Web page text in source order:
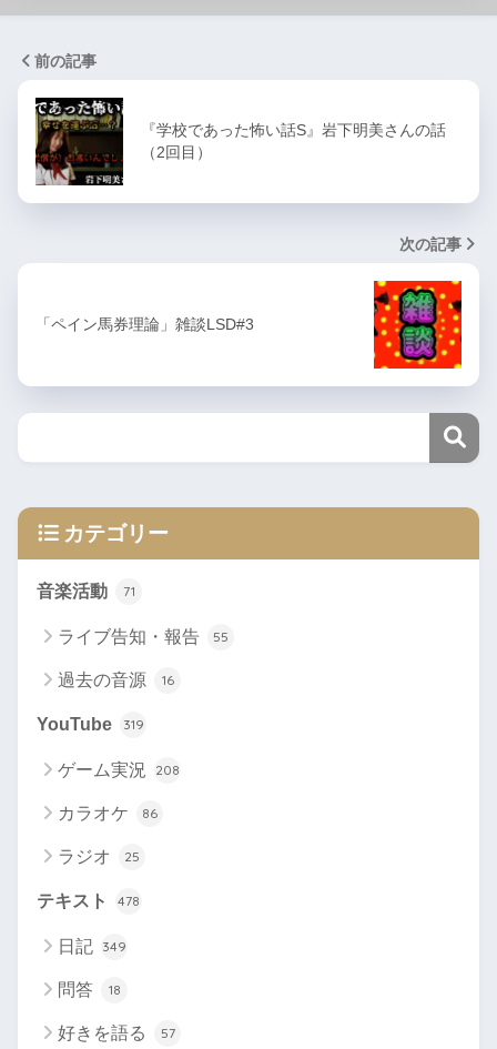
前の記事
『学校であった怖い話S』岩下明美さんの話
（2回目）
次の記事
「ペイン馬券理論」雑談LSD#3
カテゴリー
音楽活動 71
ライブ告知・報告 55
過去の音源 16
YouTube 319
ゲーム実況 208
カラオケ 86
ラジオ 25
テキスト 478
日記 349
問答 18
好きを語る 57